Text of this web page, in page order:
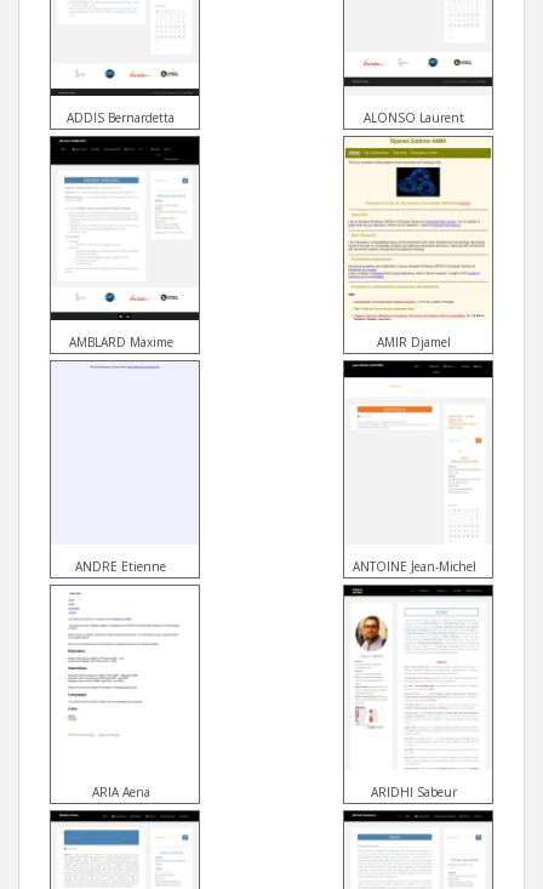
ADDIS Bernardetta ALONSO Laurent
AMBLARD Maxime AMIR Djamel
ANDRE Etienne ANTOINE Jean-Michel
ARIA Aena ARIDHI Sabeur